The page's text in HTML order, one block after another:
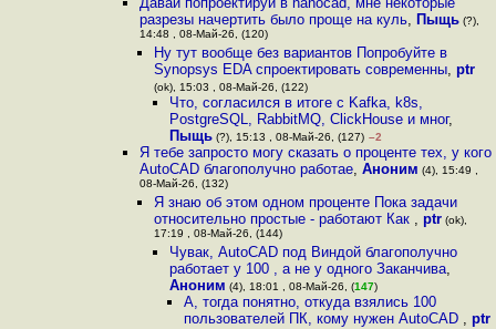
разрезы начертить было проще на куль, Пыщь(?),
14:48 , 08-Май-26, (120)
Ну тут вообще без вариантов Попробуйте в
Synopsys EDA спроектировать современны,ptr
(ok), 15:03 , 08-Май-26, (122)
Что, согласился в итоге с Kafka, k8s,
PostgreSQL, RabbitMQ, ClickHouse и мног,
Пыщь(?), 15:13 , 08-Май-26, (127) –2
Я тебе запросто могу сказать о проценте тех, у кого
AutoCAD благополучно работае, Аноним (4), 15:49 ,
08-Май-26, (132)
Я знаю об этом одном проценте Пока задачи
относительно простые - работают Как ,ptr (ok),
17:19 , 08-Май-26, (144)
Чувак, AutoCAD под Виндой благополучно
работает у 100 , а не у одного Заканчива,
Аноним (4), 18:01 , 08-Май-26, (147)
А, тогда понятно, откуда взялись 100
пользователей ПК, кому нужен AutoCAD , ptr